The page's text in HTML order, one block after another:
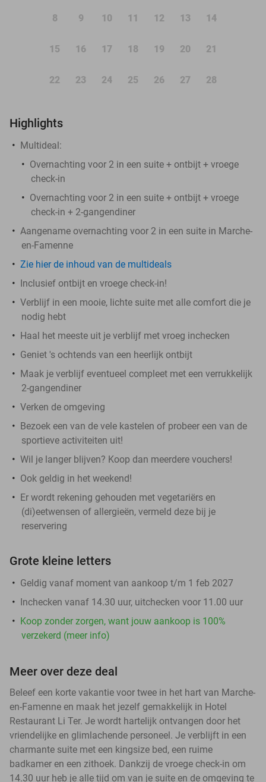
8 9 10 11 12 13 14
15 16 17 18 19 20 21
22 23 24 25 26 27 28
Highlights
Multideal:
Overnachting voor 2 in een suite + ontbijt + vroege
check-in
Overnachting voor 2 in een suite + ontbijt + vroege
check-in + 2-gangendiner
Aangename overnachting voor 2 in een suite in Marche-
en-Famenne
Zie hier de inhoud van de multideals
Inclusief ontbijt en vroege check-in!
Verblijf in een mooie, lichte suite met alle comfort die je
nodig hebt
Haal het meeste uit je verblijf met vroeg inchecken
Geniet 's ochtends van een heerlijk ontbijt
Maak je verblijf eventueel compleet met een verrukkelijk
2-gangendiner
Verken de omgeving
Bezoek een van de vele kastelen of probeer een van de
sportieve activiteiten uit!
Wil je langer blijven? Koop dan meerdere vouchers!
Ook geldig in het weekend!
Er wordt rekening gehouden met vegetariërs en
(di)eetwensen of allergieën, vermeld deze bij je
reservering
Grote kleine letters
Geldig vanaf moment van aankoop t/m 1 feb 2027
Inchecken vanaf 14.30 uur, uitchecken voor 11.00 uur
Koop zonder zorgen, want jouw aankoop is 100%
verzekerd (meer info)
Meer over deze deal
Beleef een korte vakantie voor twee in het hart van Marche-
en-Famenne en maak het jezelf gemakkelijk in Hotel
Restaurant Li Ter. Je wordt hartelijk ontvangen door het
vriendelijke en glimlachende personeel. Je verblijft in een
charmante suite met een kingsize bed, een ruime
badkamer en een zithoek. Dankzij de vroege check-in om
14.30 uur heb je alle tijd om van je suite en de omgeving te